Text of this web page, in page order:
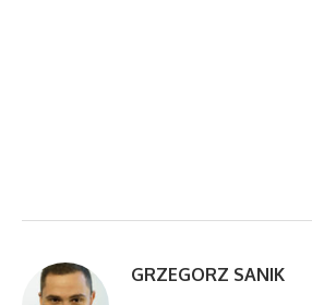
GRZEGORZ SANIK